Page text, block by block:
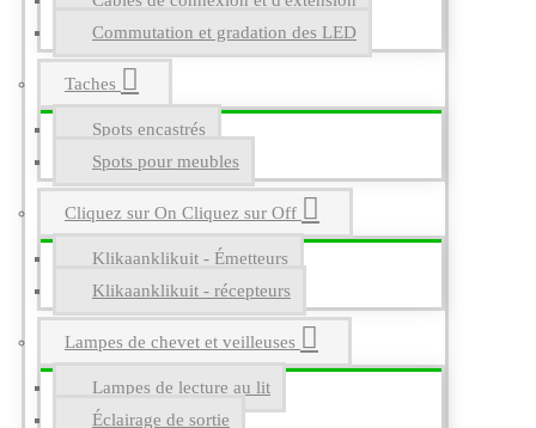
Commutation et gradation des LED
Taches
Spots encastrés
Spots pour meubles
Cliquez sur On Cliquez sur Off
Klikaanklikuit - Émetteurs
Klikaanklikuit - récepteurs
Lampes de chevet et veilleuses
Lampes de lecture au lit
Éclairage de sortie